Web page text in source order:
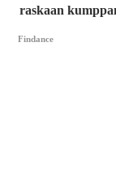
raskaan
Findance